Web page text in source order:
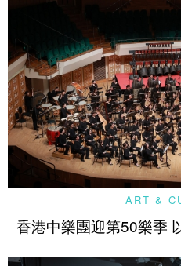
ART &
香港中樂團迎第50樂季